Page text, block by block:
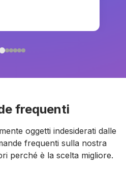
frequenti
oggetti indesiderati dalle
frequenti sulla nostra
perché è la scelta migliore.